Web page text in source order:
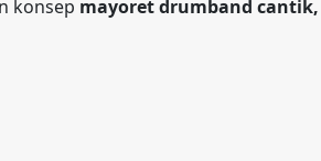
konsep mayoret drumband cantik,